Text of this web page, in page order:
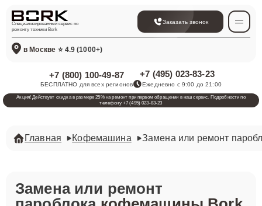
Специализированный сервис по
ремонту техники Bork
Заказать звонок
в Москве ⭐ 4.9 (1000+)
+7 (800) 100-49-87
БЕСПЛАТНО для всех регионов
+7 (495) 023-83-23
Ежедневно с 9:00 до 21:00
Акция! Действует скидка в размере 25% на ремонт при первом обращении в наш сервис. Подробности по
телефону +7 (495) 023-83-23
Главная Кофемашина Замена или ремонт
Замена или ремонт